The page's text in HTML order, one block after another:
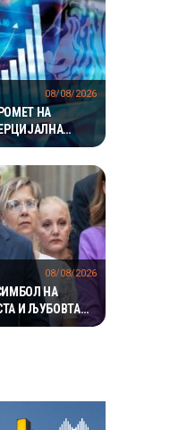
НА
08/08/2026
НА
И ЉУБОВТА
08/08/2026